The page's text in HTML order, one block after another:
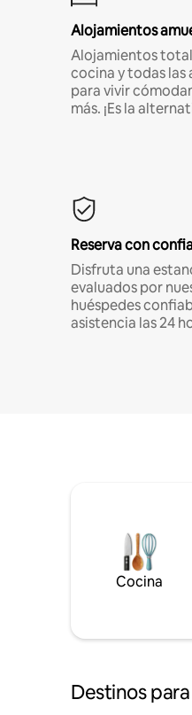
Alojamientos
Alojamientos
cocina y todas las
para vivir
más. ¡Es la
Reserva con
Disfruta una
evaluados por
huéspedes
asistencia las 24
Cocina
Destinos